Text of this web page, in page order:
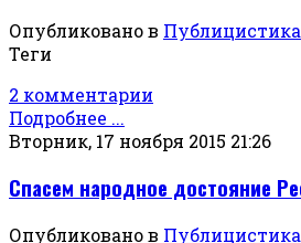
Опубликовано в Публицистика
Теги
2 комментарии
Подробнее ...
Вторник, 17 ноября 2015 21:26
Спасем народное достояние
Опубликовано в Публицистика